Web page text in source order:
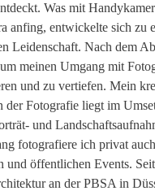
Was mit
anfing, entwickelte sich zu
Leidenschaft. Nach dem
meinen Umgang mit
und zu vertiefen. Mein
der Fotografie liegt im
und
fotografiere ich privat
und öffentlichen Events.
an der PBSA in